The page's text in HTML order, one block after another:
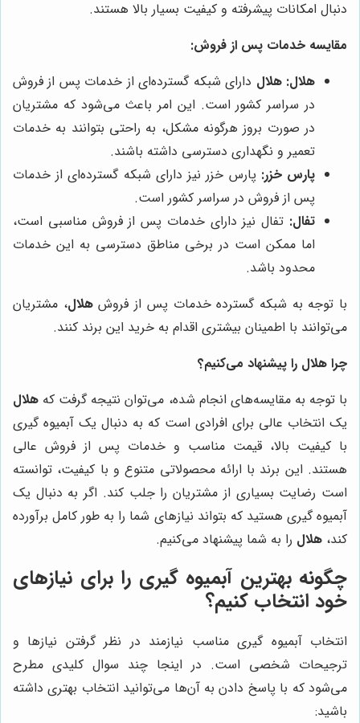
دنبال امکانات پیشرفته و کیفیت بسیار بالا هستند.
مقایسه خدمات پس از فروش:
هلال: هلال دارای شبکه گسترده‌ای از خدمات پس از فروش
در سراسر کشور است. این امر باعث می‌شود که مشتریان
در صورت بروز هرگونه مشکل، به راحتی بتوانند به خدمات
تعمیر و نگهداری دسترسی داشته باشند.
پارس خزر: پارس خزر نیز دارای شبکه گسترده‌ای از خدمات
پس از فروش در سراسر کشور است.
تفال: تفال نیز دارای خدمات پس از فروش مناسبی است،
اما ممکن است در برخی مناطق دسترسی به این خدمات
محدود باشد.
با توجه به شبکه گسترده خدمات پس از فروشهلال، مشتریان
می‌توانند با اطمینان بیشتری اقدام به خرید این برند کنند.
چرا هلال را پیشنهاد می‌کنیم؟
با توجه به مقایسه‌های انجام شده، می‌توان نتیجه گرفت که هلال
یک انتخاب عالی برای افرادی است که به دنبال یک آبمیوه گیری
با کیفیت بالا، قیمت مناسب و خدمات پس از فروش عالی
هستند. این برند با ارائه محصولاتی متنوع و با کیفیت، توانسته
است رضایت بسیاری از مشتریان را جلب کند. اگر به دنبال یک
آبمیوه گیری هستید که بتواند نیازهای شما را به طور کامل برآورده
کند، هلال را به شما پیشنهاد می‌کنیم.
چگونه بهترین آبمیوه گیری را برای نیازهای
خود انتخاب کنیم؟
انتخاب آبمیوه گیری مناسب نیازمند در نظر گرفتن نیازها و
ترجیحات شخصی است. در اینجا چند سوال کلیدی مطرح
می‌شود که با پاسخ دادن به آن‌ها می‌توانید انتخاب بهتری داشته
باشید: